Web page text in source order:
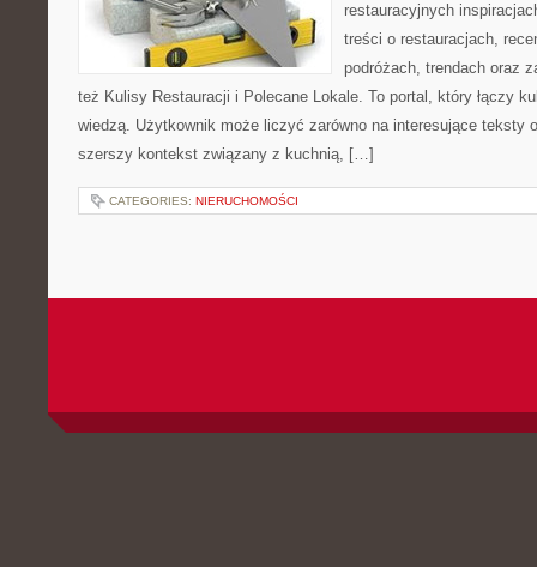
restauracyjnych
treści o restauracjach,
podróżach, trendach oraz
też Kulisy Restauracji i Polecane Lokale. To portal, który łączy
wiedzą. Użytkownik może liczyć zarówno na interesujące teksty
szerszy kontekst związany z kuchnią, […]
CATEGORIES: NIERUCHOMOŚCI